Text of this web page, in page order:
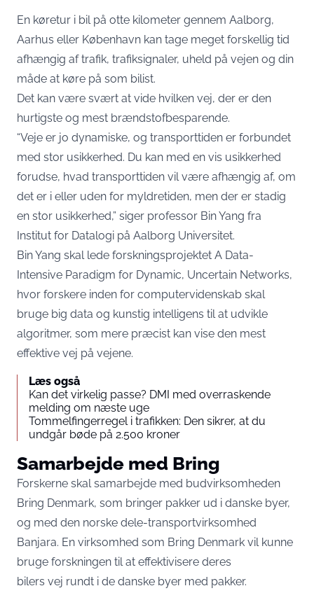
En køretur i bil på otte kilometer gennem Aalborg,
Aarhus eller København kan tage meget forskellig tid
afhængig af trafik, trafiksignaler, uheld på vejen og din
måde at køre på som bilist.
Det kan være svært at vide hvilken vej, der er den
hurtigste og mest brændstofbesparende.
“Veje er jo dynamiske, og transporttiden er forbundet
med stor usikkerhed. Du kan med en vis usikkerhed
forudse, hvad transporttiden vil være afhængig af, om
det er i eller uden for myldretiden, men der er stadig
en stor usikkerhed,” siger professor Bin Yang fra
Institut for Datalogi på Aalborg Universitet.
Bin Yang skal lede forskningsprojektet A Data-
Intensive Paradigm for Dynamic, Uncertain Networks,
hvor forskere inden for computervidenskab skal
bruge big data og kunstig intelligens til at udvikle
algoritmer, som mere præcist kan vise den mest
effektive vej på vejene.
Læs også
Kan det virkelig passe? DMI med overraskende
melding om næste uge
Tommelfingerregel i trafikken: Den sikrer, at du
undgår bøde på 2.500 kroner
Samarbejde med Bring
Forskerne skal samarbejde med budvirksomheden
Bring Denmark, som bringer pakker ud i danske byer,
og med den norske dele-transportvirksomhed
Banjara. En virksomhed som Bring Denmark vil kunne
bruge forskningen til at effektivisere deres
bilers vej rundt i de danske byer med pakker.